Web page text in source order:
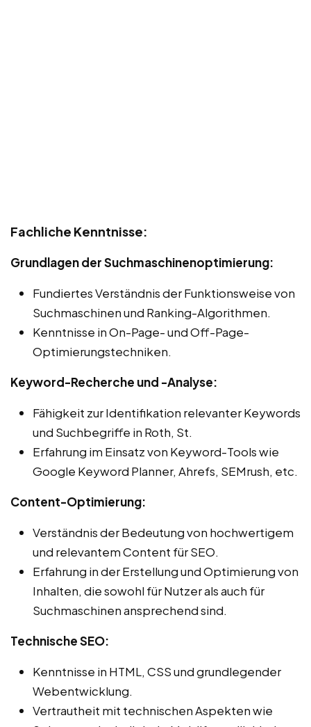
Fachliche Kenntnisse:
Grundlagen der Suchmaschinenoptimierung:
Fundiertes Verständnis der Funktionsweise von
Suchmaschinen und Ranking-Algorithmen.
Kenntnisse in On-Page- und Off-Page-
Optimierungstechniken.
Keyword-Recherche und -Analyse:
Fähigkeit zur Identifikation relevanter Keywords
und Suchbegriffe in Roth, St.
Erfahrung im Einsatz von Keyword-Tools wie
Google Keyword Planner, Ahrefs, SEMrush, etc.
Content-Optimierung:
Verständnis der Bedeutung von hochwertigem
und relevantem Content für SEO.
Erfahrung in der Erstellung und Optimierung von
Inhalten, die sowohl für Nutzer als auch für
Suchmaschinen ansprechend sind.
Technische SEO:
Kenntnisse in HTML, CSS und grundlegender
Webentwicklung.
Vertrautheit mit technischen Aspekten wie